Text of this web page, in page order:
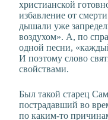
христианской
избавление от
дышали уже
воздухом». А, по
одной песни,
И поэтому слово
свойствами.
Был такой старец
пострадавший во
по каким-то